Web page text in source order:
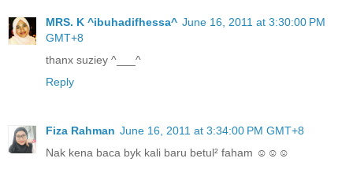
MRS. K ^ibuhadifhessa^ June 16, 2011 at 3:30:00 PM
GMT+8
thanx suziey ^___^
Reply
Fiza Rahman June 16, 2011 at 3:34:00 PM GMT+8
Nak kena baca byk kali baru betul² faham ☺☺☺